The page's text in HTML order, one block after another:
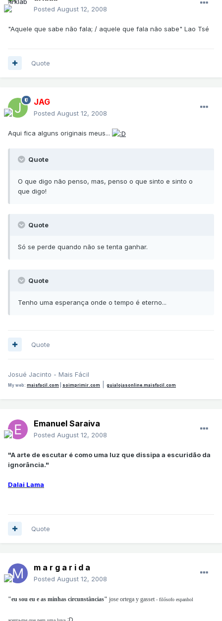
Posted August 12, 2008
"Aquele que sabe não fala; / aquele que fala não sabe" Lao Tsé
Quote
JAG
Posted August 12, 2008
Aqui fica alguns originais meus...
Quote
O que digo não penso, mas, penso o que sinto e sinto o
que digo!
Quote
Só se perde quando não se tenta ganhar.
Quote
Tenho uma esperança onde o tempo é eterno...
Quote
Josué Jacinto - Mais Fácil
My web: maisfacil.com soimprimir.com guialojasonline.maisfacil.com
Emanuel Saraiva
Posted August 12, 2008
"A arte de escutar é como uma luz que dissipa a escuridão da
ignorância."
Dalai Lama
Quote
m a r g a r i d a
Posted August 12, 2008
"eu sou eu e as minhas circunstâncias" jose ortega y gasset - filósofo espanhol